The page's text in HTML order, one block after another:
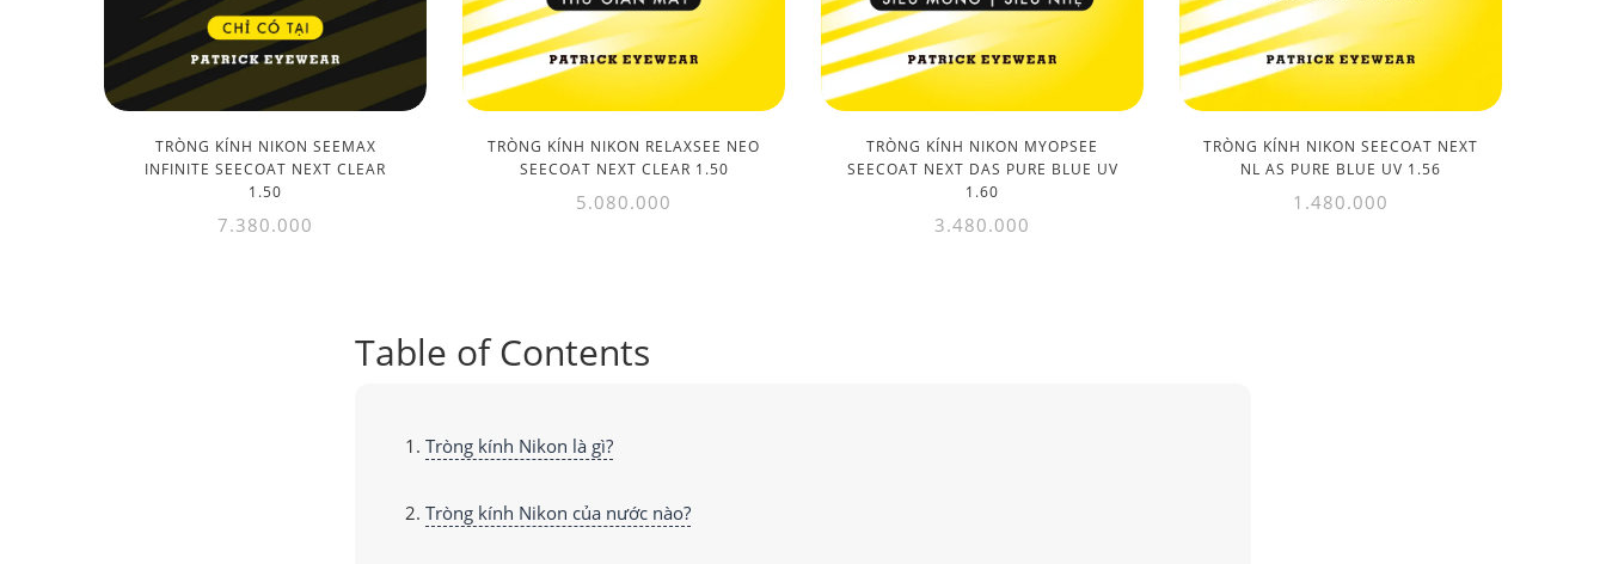
TRÒNG KÍNH NIKON SEEMAX
INFINITE SEECOAT NEXT CLEAR
1.50
7.380.000
TRÒNG KÍNH NIKON RELAXSEE NEO
SEECOAT NEXT CLEAR 1.50
5.080.000
TRÒNG KÍNH NIKON MYOPSEE
SEECOAT NEXT DAS PURE BLUE UV
1.60
3.480.000
TRÒNG KÍNH NIKON SEECOAT NEXT
NL AS PURE BLUE UV 1.56
1.480.000
Table of Contents
Tròng kính Nikon là gì?
Tròng kính Nikon của nước nào?